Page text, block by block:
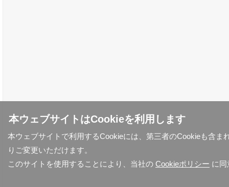
本ウェブサイトはCookieを利用します
本ウェブサイトで利用するCookieには、第三者のCookieも含
りご変更いただけます。
このサイトを使用することにより、当社の Cookieポリシー に